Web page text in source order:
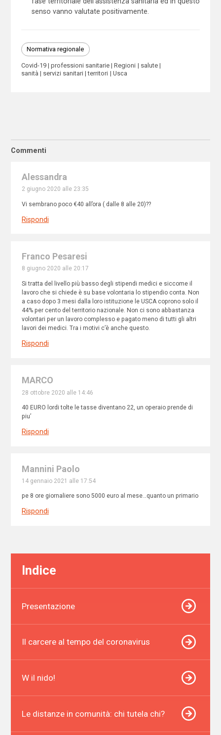
senso vanno valutate positivamente.
Normativa regionale
Covid-19 professioni sanitarie Regioni
salute
sanità
servizi sanitari territori Usca
Commenti
Alessandra
2 giugno 2020 alle 23:35
Vi sembrano poco €40 all’ora ( dalle 8 alle 20)??
Rispondi
Franco Pesaresi
8 giugno 2020 alle 20:17
Si tratta del livello più basso degli stipendi medici e siccome il
lavoro che si chiede è su base volontaria lo stipendio conta. Non
a caso dopo 3 mesi dalla loro istituzione le USCA coprono solo il
44% per cento del territorio nazionale. Non ci sono abbastanza
volontari per un lavoro complesso e pagato meno di tutti gli altri
lavori dei medici. Tra i motivi c’è anche questo.
Rispondi
MARCO
28 ottobre 2020 alle 14:46
40 EURO lordi tolte le tasse diventano 22, un operaio prende di
piu’
Rispondi
Mannini Paolo
14 gennaio 2021 alle 17:54
pe 8 ore giornaliere sono 5000 euro al mese…quanto un primario
Rispondi
Indice
Presentazione
Il carcere al tempo del coronavirus
W il nido!
Le distanze in comunità: chi tutela chi?